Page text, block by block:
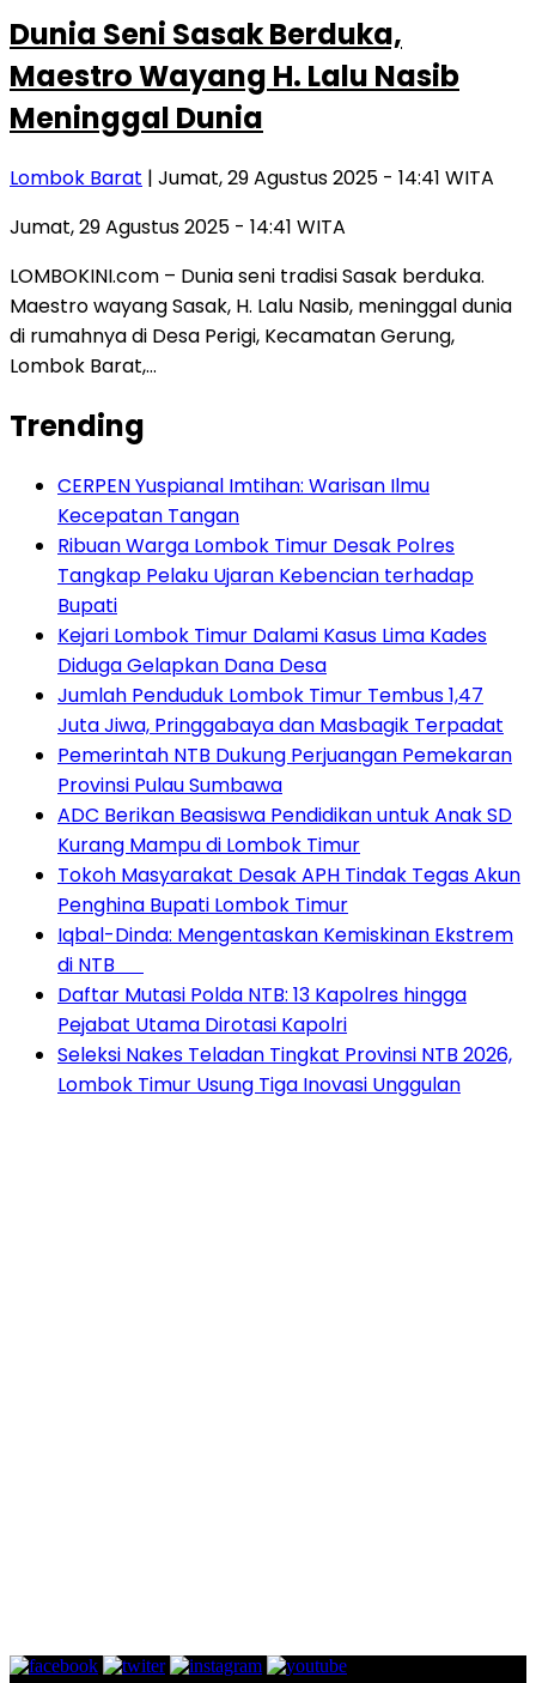
Dunia Seni Sasak Berduka,
Maestro Wayang H. Lalu Nasib
Meninggal Dunia
Lombok Barat | Jumat, 29 Agustus 2025 - 14:41 WITA
Jumat, 29 Agustus 2025 - 14:41 WITA
LOMBOKINI.com – Dunia seni tradisi Sasak berduka.
Maestro wayang Sasak, H. Lalu Nasib, meninggal dunia
di rumahnya di Desa Perigi, Kecamatan Gerung,
Lombok Barat,…
Trending
CERPEN Yuspianal Imtihan: Warisan Ilmu
Kecepatan Tangan
Ribuan Warga Lombok Timur Desak Polres
Tangkap Pelaku Ujaran Kebencian terhadap
Bupati
Kejari Lombok Timur Dalami Kasus Lima Kades
Diduga Gelapkan Dana Desa
Jumlah Penduduk Lombok Timur Tembus 1,47
Juta Jiwa, Pringgabaya dan Masbagik Terpadat
Pemerintah NTB Dukung Perjuangan Pemekaran
Provinsi Pulau Sumbawa
ADC Berikan Beasiswa Pendidikan untuk Anak SD
Kurang Mampu di Lombok Timur
Tokoh Masyarakat Desak APH Tindak Tegas Akun
Penghina Bupati Lombok Timur
Iqbal-Dinda: Mengentaskan Kemiskinan Ekstrem
di NTB
Daftar Mutasi Polda NTB: 13 Kapolres hingga
Pejabat Utama Dirotasi Kapolri
Seleksi Nakes Teladan Tingkat Provinsi NTB 2026,
Lombok Timur Usung Tiga Inovasi Unggulan